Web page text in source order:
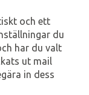
och ett
du
har du valt
ut mail
in dess